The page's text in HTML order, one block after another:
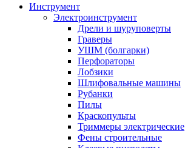
Инструмент
Электроинструмент
Дрели и шуруповерты
Граверы
УШМ (болгарки)
Перфораторы
Лобзики
Шлифовальные машины
Рубанки
Пилы
Краскопульты
Триммеры электрические
Фены строительные